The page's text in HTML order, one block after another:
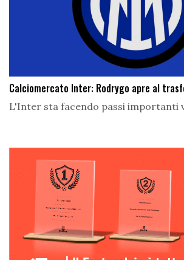
Calciomercato Inter: Rodrygo apre al
L'Inter sta facendo passi importanti